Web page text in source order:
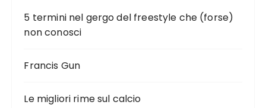
5 termini nel gergo del freestyle che (forse)
non conosci
Francis Gun
Le migliori rime sul calcio